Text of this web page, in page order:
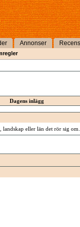
Annonser
Dagens inlägg
eller län det rör sig om.